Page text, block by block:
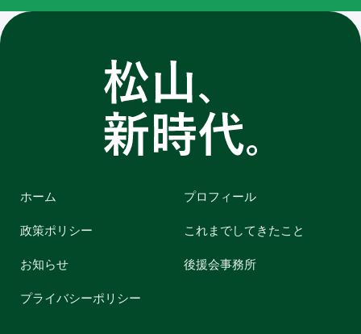
ホーム プロフィール
政策ポリシー これまでしてきたこと
お知らせ 後援会事務所
プライバシーポリシー